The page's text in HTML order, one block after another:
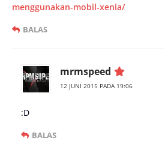
menggunakan-mobil-xenia/
BALAS
mrmspeed
12 JUNI 2015 PADA 19:06
:D
BALAS